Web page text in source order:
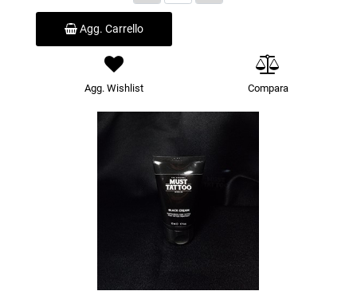
Agg. Carrello
Agg. Wishlist Compara